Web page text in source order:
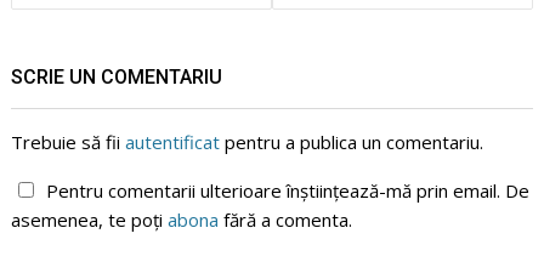
SCRIE UN COMENTARIU
Trebuie să fiiautentificat pentru a publica un comentariu.
Pentru comentarii ulterioare înștiințează-mă prin email. De
asemenea, te poțiabona fără a comenta.